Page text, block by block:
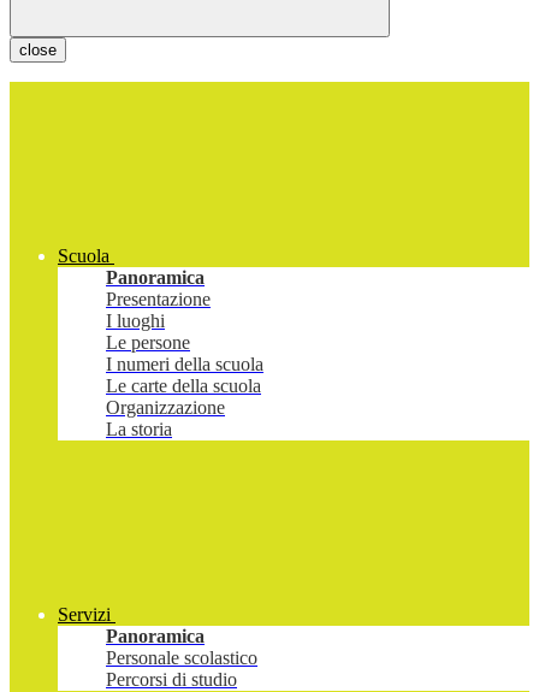
close
Scuola
Panoramica
Presentazione
I luoghi
Le persone
I numeri della scuola
Le carte della scuola
Organizzazione
La storia
Servizi
Panoramica
Personale scolastico
Percorsi di studio